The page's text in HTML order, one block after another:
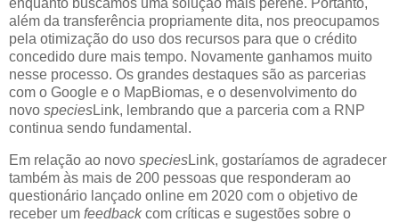
enquanto buscamos uma solução mais perene. Portanto,
além da transferência propriamente dita, nos preocupamos
pela otimização do uso dos recursos para que o crédito
concedido dure mais tempo. Novamente ganhamos muito
nesse processo. Os grandes destaques são as parcerias
com o Google e o MapBiomas, e o desenvolvimento do
novo speciesLink, lembrando que a parceria com a RNP
continua sendo fundamental.
Em relação ao novo speciesLink, gostaríamos de agradecer
também às mais de 200 pessoas que responderam ao
questionário lançado online em 2020 com o objetivo de
receber um feedbackcom críticas e sugestões sobre o